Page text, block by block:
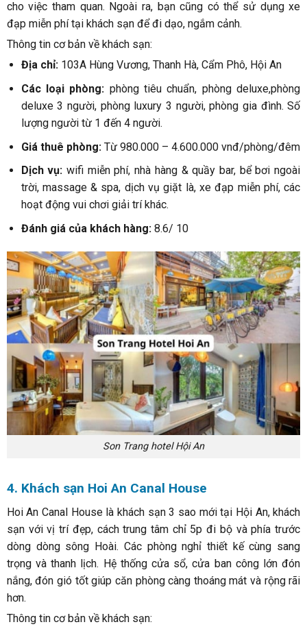
cho việc tham quan. Ngoài ra, bạn cũng có thể sử dụng xe
đạp miễn phí tại khách sạn để đi dạo, ngắm cảnh.
Thông tin cơ bản về khách sạn:
Địa chỉ:103A Hùng Vương, Thanh Hà, Cẩm Phô, Hội An
Các loại phòng: phòng tiêu chuẩn, phòng deluxe,phòng
deluxe 3 người, phòng luxury 3 người, phòng gia đình. Số
lượng người từ 1 đến 4 người.
Giá thuê phòng: Từ 980.000 – 4.600.000 vnđ/phòng/đêm
Dịch vụ: wifi miễn phí, nhà hàng & quầy bar, bể bơi ngoài
trời, massage & spa, dịch vụ giặt là, xe đạp miễn phí, các
hoạt động vui chơi giải trí khác.
Đánh giá của khách hàng:8.6/ 10
Son Trang hotel Hội An
4. Khách sạn Hoi An Canal House
Hoi An Canal House là khách sạn 3 sao mới tại Hội An, khách
sạn với vị trí đẹp, cách trung tâm chỉ 5p đi bộ và phía trước
dòng dòng sông Hoài. Các phòng nghỉ thiết kế cùng sang
trọng và thanh lịch. Hệ thống cửa sổ, cửa ban công lớn đón
nắng, đón gió tốt giúp căn phòng càng thoáng mát và rộng rãi
hơn.
Thông tin cơ bản về khách sạn: